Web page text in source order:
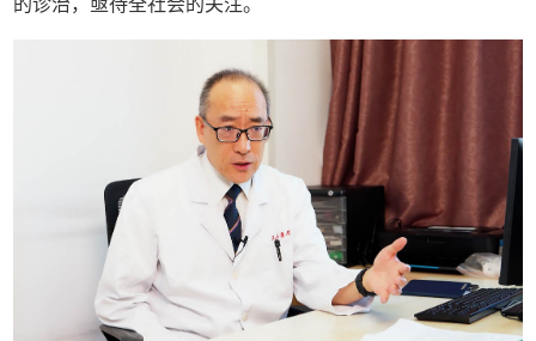
的诊治，亟待全社会的关注。